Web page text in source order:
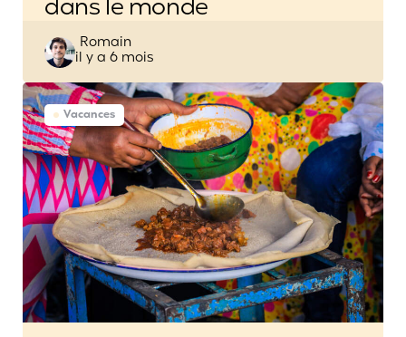
dans le monde
Posted
by
Romain
il y a 6 mois
Vacances